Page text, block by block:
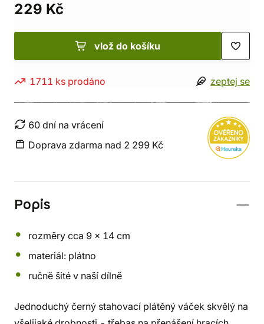
229 Kč
vlož do košíku
1711 ks prodáno zeptej se
60 dní na vrácení
Doprava zdarma nad 2 299 Kč
Popis
rozměry cca 9 x 14 cm
materiál: plátno
ručně šité v naší dílně
Jednoduchý černý stahovací plátěný váček skvělý na